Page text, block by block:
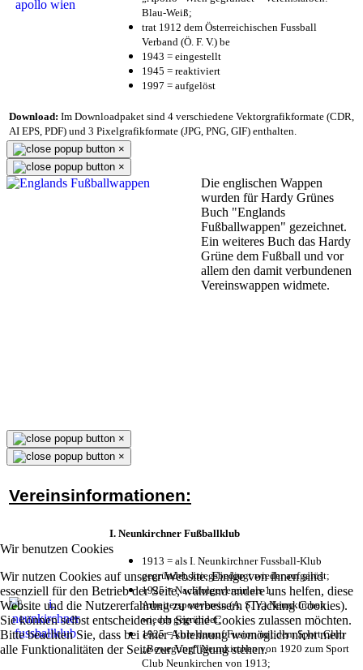
Wir benutzen Cookies
Wir nutzen Cookies auf unserer Website. Einige von ihnen sind
essenziell für den Betrieb der Seite, während andere uns helfen, diese
Website und die Nutzererfahrung zu verbessern (Tracking Cookies).
Sie können selbst entscheiden, ob Sie die Cookies zulassen möchten.
Bitte beachten Sie, dass bei einer Ablehnung womöglich nicht mehr
alle Funktionalitäten der Seite zur Verfügung stehen.
Blau-Weiß;
trat 1912 dem Österreichischen Fussball
Verband (Ö. F. V.) be
1943 = eingestellt
1945 = reaktiviert
1997 = aufgelöst
Download: Im Downloadpaket sind 4 verschiedene Vektorgrafikformate (CDR,
AI EPS, PDF) und 3 Pixelgrafikformate (JPG, PNG, GIF) enthalten.
×
×
Die englischen Wappen
wurden für Hardy Grünes
Buch "Englands
Fußballwappen" gezeichnet.
Ein weiteres Buch das Hardy
Grüne dem Fußball und vor
allem den damit verbundenen
Vereinswappen widmete.
×
×
Vereinsinformationen:
I. Neunkirchner Fußballklub
1913 = als I. Neunkirchner Fussball-Klub
gegründet, kriegsbedingt wieder aufgelöst;
1925 = Nachfolgeverein als 1.
Arbeitersportverein (A. S. V.) Neunkirchen
wieder gegründet;
1925 = kurz darauf Fusion mit dem Sport Club
„Bewegung“ Neunkirchen von 1920 zum Sport
Club Neunkirchen von 1913;